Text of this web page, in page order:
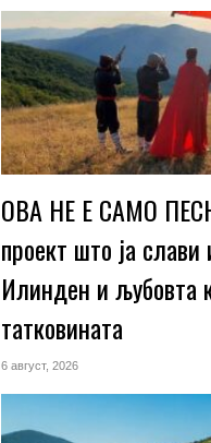
ОВА НЕ Е САМО
проект што ја слави
Илинден и љубовта
татковината
6 август, 2026